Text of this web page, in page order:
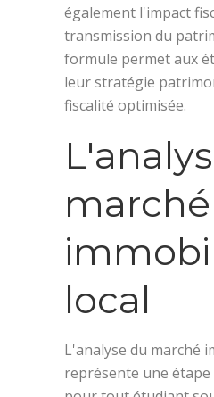
également l'impact
transmission du
formule permet aux
leur stratégie
fiscalité optimisée.
marché
local
L'analyse du marché
représente une